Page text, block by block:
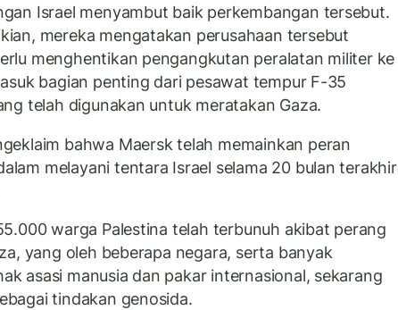
Israel menyambut baik perkembangan tersebut.
mereka mengatakan perusahaan tersebut
menghentikan pengangkutan peralatan militer ke
bagian penting dari pesawat tempur F-35
telah digunakan untuk meratakan Gaza.
bahwa Maersk telah memainkan peran
melayani tentara Israel selama 20 bulan terakhir
warga Palestina telah terbunuh akibat perang
yang oleh beberapa negara, serta banyak
asasi manusia dan pakar internasional, sekarang
tindakan genosida.